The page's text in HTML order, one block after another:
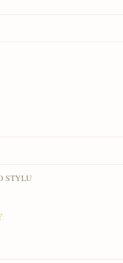
STYLU